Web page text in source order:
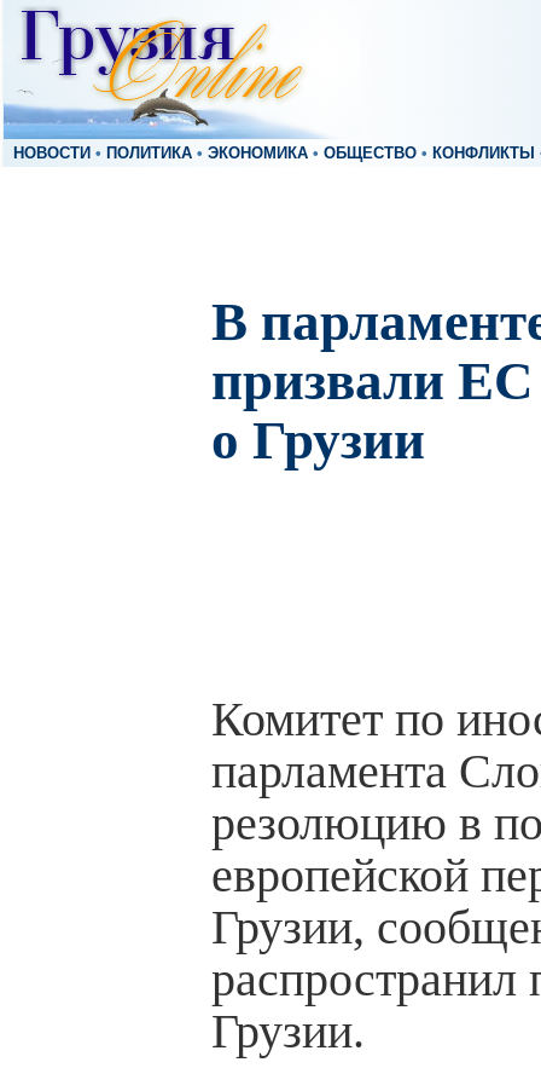
НОВОСТИ • ПОЛИТИКА • ЭКОНОМИКА • ОБЩЕСТВО • КОНФЛИКТЫ
В
призвали ЕС
о Грузии
Комитет по
парламента
резолюцию в
европейской
Грузии,
распространил
Грузии.